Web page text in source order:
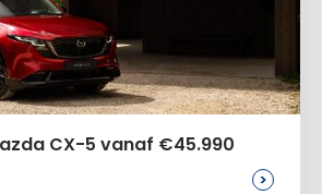
een reactie toe
CX-5 vanaf €45.990
>